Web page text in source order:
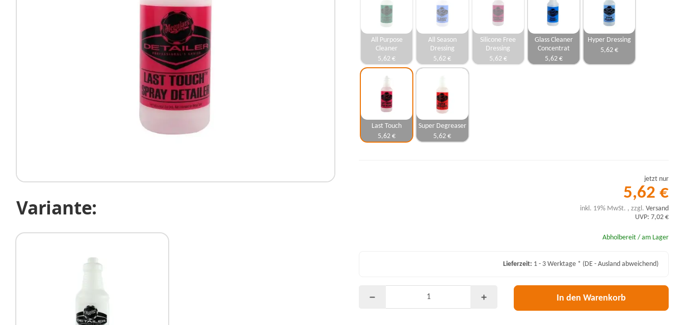
Variante:
All Purpose
Cleaner
5,62 €
All Season
Dressing
5,62 €
Silicone Free
Dressing
5,62 €
Glass Cleaner
Concentrat
5,62 €
Hyper Dressing
5,62 €
Last Touch
5,62 €
Super Degreaser
5,62 €
jetzt nur
5,62 €
inkl. 19% MwSt. , zzgl. Versand
UVP: 7,02 €
Abholbereit / am Lager
Lieferzeit: 1 - 3 Werktage * (DE - Ausland abweichend)
In den Warenkorb